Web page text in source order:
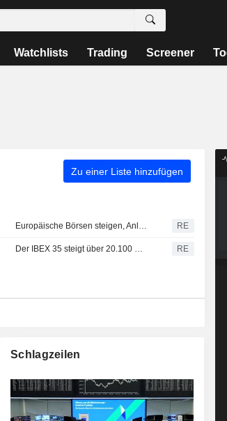
Watchlists Trading Screener
Zu einer Liste hinzufügen
Europäische Börsen steigen, Anleger warten auf Fortschritte bei Verhandlungen im Nahen Osten RE
Der IBEX 35 steigt über 20.100 Punkte - Technologiebranche und Geopolitik im Fokus RE
Schlagzeilen